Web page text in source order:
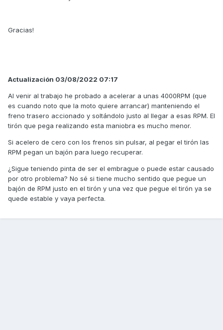
Gracias!
Actualización 03/08/2022 07:17
Al venir al trabajo he probado a acelerar a unas 4000RPM (que
es cuando noto que la moto quiere arrancar) manteniendo el
freno trasero accionado y soltándolo justo al llegar a esas RPM. El
tirón que pega realizando esta maniobra es mucho menor.
Si acelero de cero con los frenos sin pulsar, al pegar el tirón las
RPM pegan un bajón para luego recuperar.
¿Sigue teniendo pinta de ser el embrague o puede estar causado
por otro problema? No sé si tiene mucho sentido que pegue un
bajón de RPM justo en el tirón y una vez que pegue el tirón ya se
quede estable y vaya perfecta.